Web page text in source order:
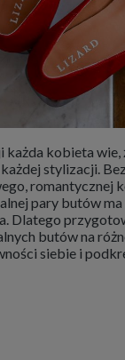
każda kobieta
stylizacji.
romantycznej
pary butów
Dlatego
butów na
siebie i